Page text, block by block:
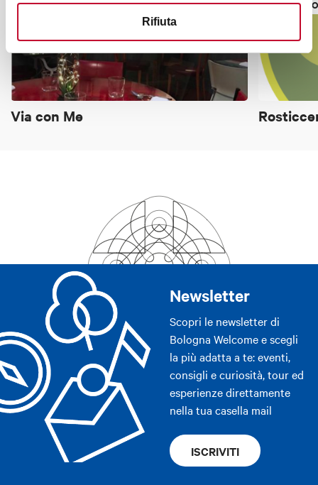
Rifiuta
Via con Me
FAST
Newsletter
Scopri le newsletter di
Bologna Welcome e scegli
la più adatta a te: eventi,
consigli e curiosità, tour ed
esperienze direttamente
nella tua casella mail
ISCRIVITI